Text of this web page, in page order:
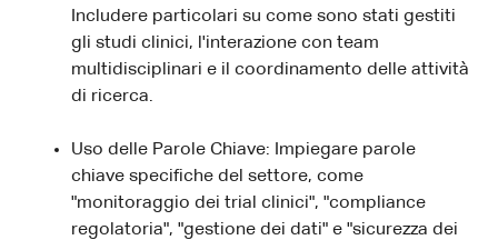
Includere particolari su come sono stati gestiti
gli studi clinici, l'interazione con team
multidisciplinari e il coordinamento delle attività
di ricerca.
Uso delle Parole Chiave: Impiegare parole
chiave specifiche del settore, come
"monitoraggio dei trial clinici", "compliance
regolatoria", "gestione dei dati" e "sicurezza dei